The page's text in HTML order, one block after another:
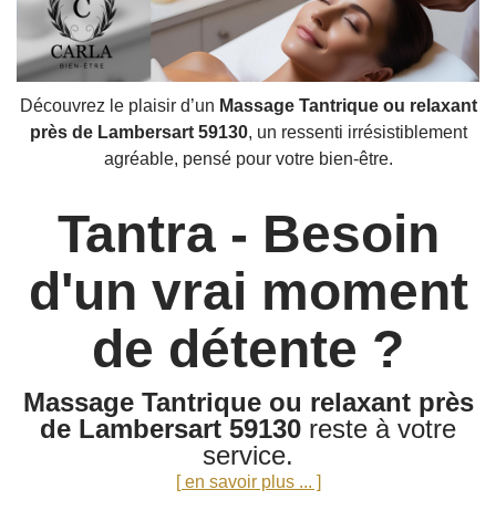
Découvrez le plaisir d’un Massage Tantrique ou relaxant
près de Lambersart 59130, un ressenti irrésistiblement
agréable, pensé pour votre bien-être.
Tantra - Besoin
d'un vrai moment
de détente ?
Massage Tantrique ou relaxant près
de Lambersart 59130 reste à votre
service.
[ en savoir plus ... ]